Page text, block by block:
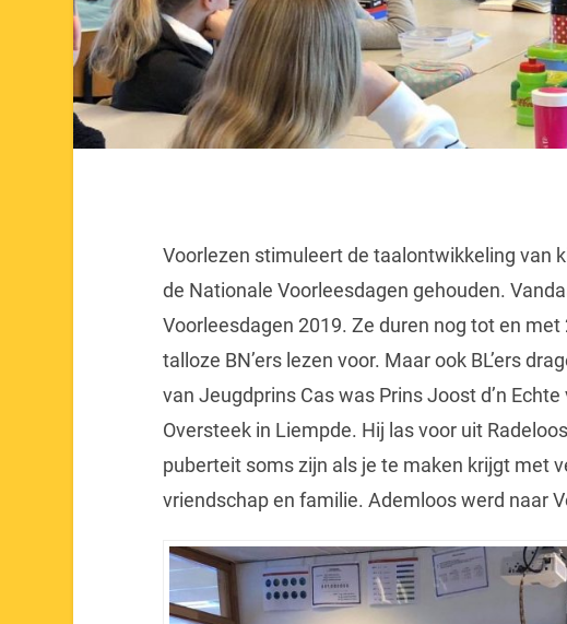
Voorlezen stimuleert de taalontwikkeling van
de Nationale Voorleesdagen gehouden.
Voorleesdagen 2019. Ze duren nog tot en
talloze BN’ers lezen voor. Maar ook BL’ers
van Jeugdprins Cas was Prins Joost d’n
Oversteek in Liempde. Hij las voor uit
puberteit soms zijn als je te maken krijgt met
vriendschap en familie. Ademloos werd naar